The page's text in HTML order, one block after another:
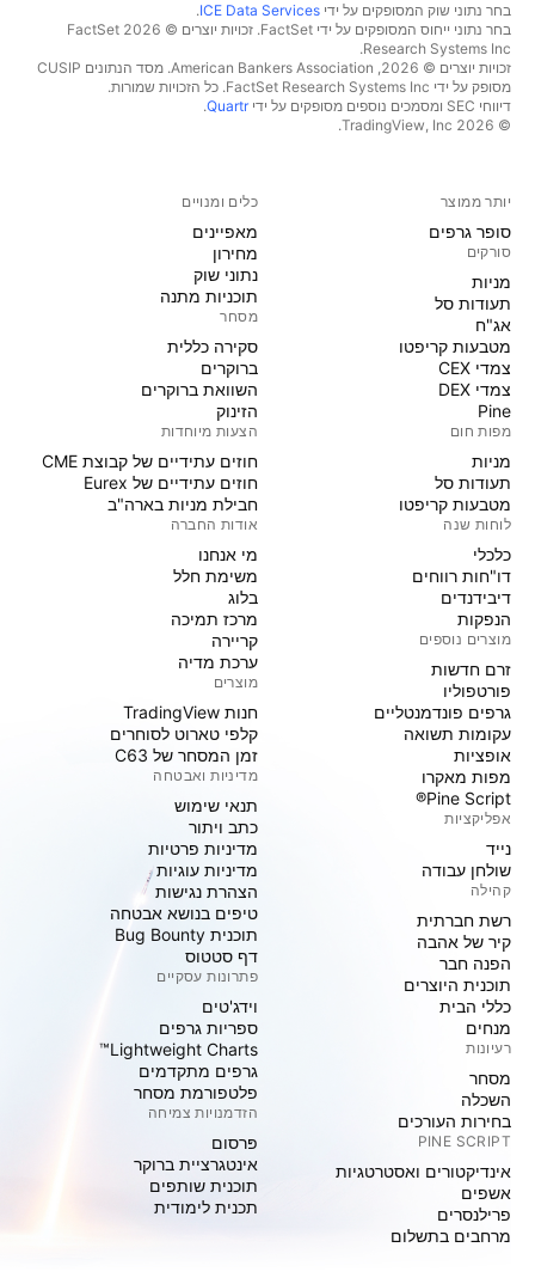
בחר נתוני שוק המסופקים על ידי ICE Data Services
.
בחר נתוני ייחוס המסופקים על ידי FactSet. זכויות יוצרים © 2026 ‏FactSet
Research Systems Inc.‏
זכויות יוצרים © 2026, ‏American Bankers Association. מסד הנתונים CUSIP
מסופק על ידי FactSet Research Systems Inc. כל הזכויות שמורות.
דיווחי SEC ומסמכים נוספים מסופקים על ידי
Quartr
.
© 2026 ‏TradingView, Inc.‏
יותר ממוצר
סופר גרפים
סורקים
מניות‏
תעודות סל
אג"ח
מטבעות קריפטו
צמדי CEX
צמדי DEX
Pine
מפות חום
מניות‏
תעודות סל
מטבעות קריפטו
לוחות שנה
כלכלי
דו"חות רווחים
דיבידנדים
הנפקות
מוצרים נוספים
זרם חדשות
פורטפוליו
גרפים פונדמנטליים
עקומות תשואה
אופציות
מפות מאקרו
Pine Script®
אפליקציות
נייד
שולחן עבודה
קהילה
רשת חברתית
קיר של אהבה
הפנה חבר
תוכנית היוצרים
כללי הבית
מנחים
רעיונות
מסחר
השכלה
בחירות העורכים
PINE SCRIPT
אינדיקטורים ואסטרטגיות
אשפים
פרילנסרים
מרחבים בתשלום
כלים ומנויים
מאפיינים
מחירון
נתוני שוק
תוכניות מתנה
מסחר
סקירה כללית
ברוקרים
השוואת ברוקרים
הזינוק
הצעות מיוחדות
חוזים עתידיים של קבוצת CME
חוזים עתידיים של Eurex
חבילת מניות בארה"ב
אודות החברה
מי אנחנו
משימת חלל
בלוג
מרכז תמיכה
קריירה
ערכת מדיה
מוצרים
חנות TradingView
קלפי טארוט לסוחרים
זמן המסחר של C63
מדיניות ואבטחה
תנאי שימוש
כתב ויתור
מדיניות פרטיות
מדיניות עוגיות
הצהרת נגישות
טיפים בנושא אבטחה
תוכנית Bug Bounty
דף סטטוס
פתרונות עסקיים
וידג'טים
ספריות גרפים
Lightweight Charts™
גרפים מתקדמים
פלטפורמת מסחר
הזדמנויות צמיחה
פּרסום
אינטגרציית ברוקר
תוכנית שותפים
תכנית לימודית